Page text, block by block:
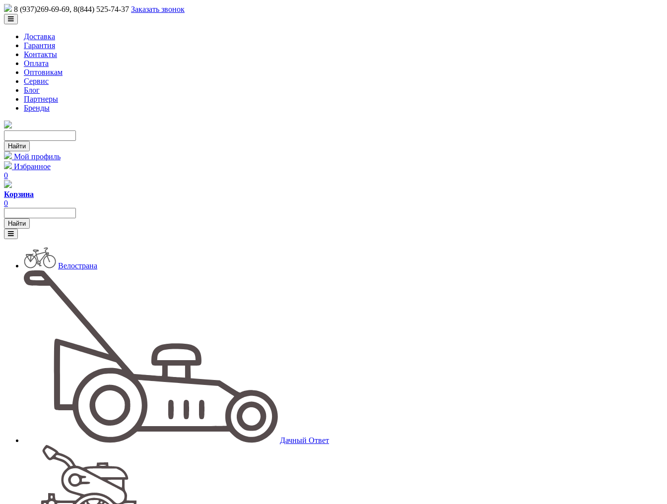
8 (937)269-69-69, 8(844) 525-74-37 Заказать звонок
Доставка
Гарантия
Контакты
Оплата
Оптовикам
Сервис
Блог
Партнеры
Бренды
Мой профиль
Избранное
0
Корзина
0
Велострана
Дачный Ответ